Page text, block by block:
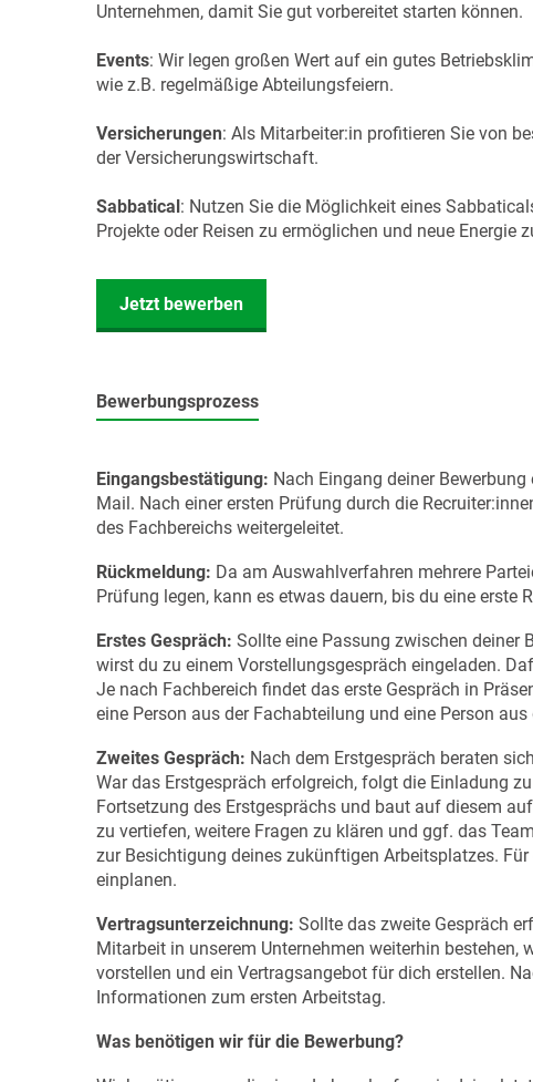
Unternehmen, damit Sie gut vorbereitet starten können.
Events: Wir legen großen Wert auf ein gutes
wie z.B. regelmäßige Abteilungsfeiern.
Versicherungen: Als Mitarbeiter:in profitieren Sie von
der Versicherungswirtschaft.
Sabbatical: Nutzen Sie die Möglichkeit eines
Projekte oder Reisen zu ermöglichen und neue Energie
Jetzt bewerben
Bewerbungsprozess
Eingangsbestätigung: Nach Eingang deiner
Mail. Nach einer ersten Prüfung durch die
des Fachbereichs weitergeleitet.
Rückmeldung: Da am Auswahlverfahren mehrere
Prüfung legen, kann es etwas dauern, bis du eine erste
Erstes Gespräch: Sollte eine Passung zwischen deiner
wirst du zu einem Vorstellungsgespräch eingeladen.
Je nach Fachbereich findet das erste Gespräch in
eine Person aus der Fachabteilung und eine Person
Zweites Gespräch: Nach dem Erstgespräch beraten
War das Erstgespräch erfolgreich, folgt die Einladung
Fortsetzung des Erstgesprächs und baut auf diesem
zu vertiefen, weitere Fragen zu klären und ggf. das
zur Besichtigung deines zukünftigen Arbeitsplatzes.
einplanen.
Vertragsunterzeichnung: Sollte das zweite Gespräch
Mitarbeit in unserem Unternehmen weiterhin bestehen,
vorstellen und ein Vertragsangebot für dich erstellen.
Informationen zum ersten Arbeitstag.
Was benötigen wir für die Bewerbung?